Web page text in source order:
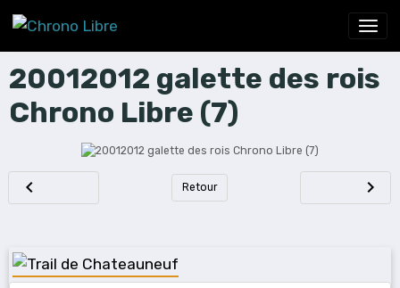
20012012 galette des rois
Chrono Libre (7)
Retour